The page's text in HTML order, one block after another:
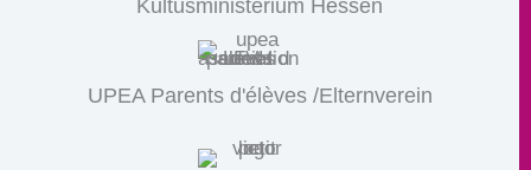
Kultusministerium Hessen
UPEA Parents d'élèves /Elternverein